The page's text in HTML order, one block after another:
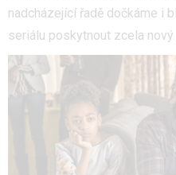
nadcházející řadě dočkáme i
seriálu poskytnout zcela nový